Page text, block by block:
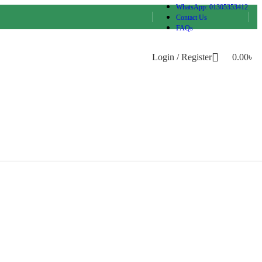
WhatsApp: 01305353412
Contact Us
FAQs
Login / Register 0.00৳